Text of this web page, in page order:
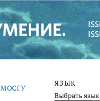
ЯЗЫК
Выбрать язык